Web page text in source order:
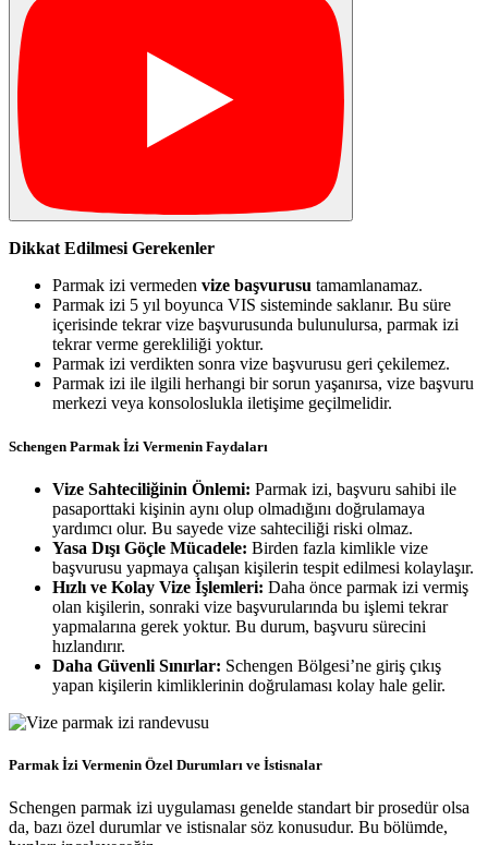
Dikkat Edilmesi Gerekenler
Parmak izi vermeden vize başvurusu tamamlanamaz.
Parmak izi 5 yıl boyunca VIS sisteminde saklanır. Bu süre
içerisinde tekrar vize başvurusunda bulunulursa, parmak izi
tekrar verme gerekliliği yoktur.
Parmak izi verdikten sonra vize başvurusu geri çekilemez.
Parmak izi ile ilgili herhangi bir sorun yaşanırsa, vize başvuru
merkezi veya konsoloslukla iletişime geçilmelidir.
Schengen Parmak İzi Vermenin Faydaları
Vize Sahteciliğinin Önlemi: Parmak izi, başvuru sahibi ile
pasaporttaki kişinin aynı olup olmadığını doğrulamaya
yardımcı olur. Bu sayede vize sahteciliği riski olmaz.
Yasa Dışı Göçle Mücadele: Birden fazla kimlikle vize
başvurusu yapmaya çalışan kişilerin tespit edilmesi kolaylaşır.
Hızlı ve Kolay Vize İşlemleri: Daha önce parmak izi vermiş
olan kişilerin, sonraki vize başvurularında bu işlemi tekrar
yapmalarına gerek yoktur. Bu durum, başvuru sürecini
hızlandırır.
Daha Güvenli Sınırlar: Schengen Bölgesi’ne giriş çıkış
yapan kişilerin kimliklerinin doğrulaması kolay hale gelir.
Parmak İzi Vermenin Özel Durumları ve İstisnalar
Schengen parmak izi uygulaması genelde standart bir prosedür olsa
da, bazı özel durumlar ve istisnalar söz konusudur. Bu bölümde,